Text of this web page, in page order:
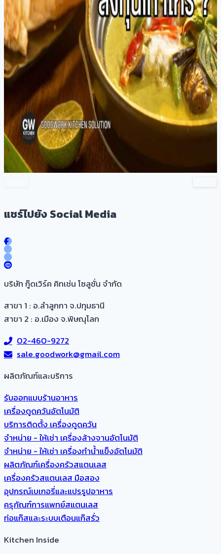
แชร์ไปยัง Social Media
บริษัท กู๊ดเวิร์ค คิทเช่น โซลูชั่น จำกัด
สาขา 1 : อ.ลำลูกกา จ.ปทุมธานี
สาขา 2 : อ.เมือง จ.พิษณุโลก
02-460-9272
sale.goodwork@gmail.com
ผลิตภัณฑ์และบริการ​
รับออกแบบร้านอาหาร
เครื่องดูดควันอัตโนมัติ
บริการติดตั้ง เครื่องดูดควัน
จำหน่าย - ให้เช่า เครื่องล้างจานอัตโนมัติ
จำหน่าย - ให้เช่า เครื่องทำน้ำแข็งอัตโนมัติ
ผลิตภัณฑ์เครื่องครัวสแตนเลส
เครื่องครัวสแตนเลส มือสอง
อุปกรณ์เบเกอรี่และแปรรูปอาหาร
ครุภัณฑ์การแพทย์สแตนเลส
ท่อแก๊สและระบบเตือนแก๊สรั่ว
Kitchen Inside